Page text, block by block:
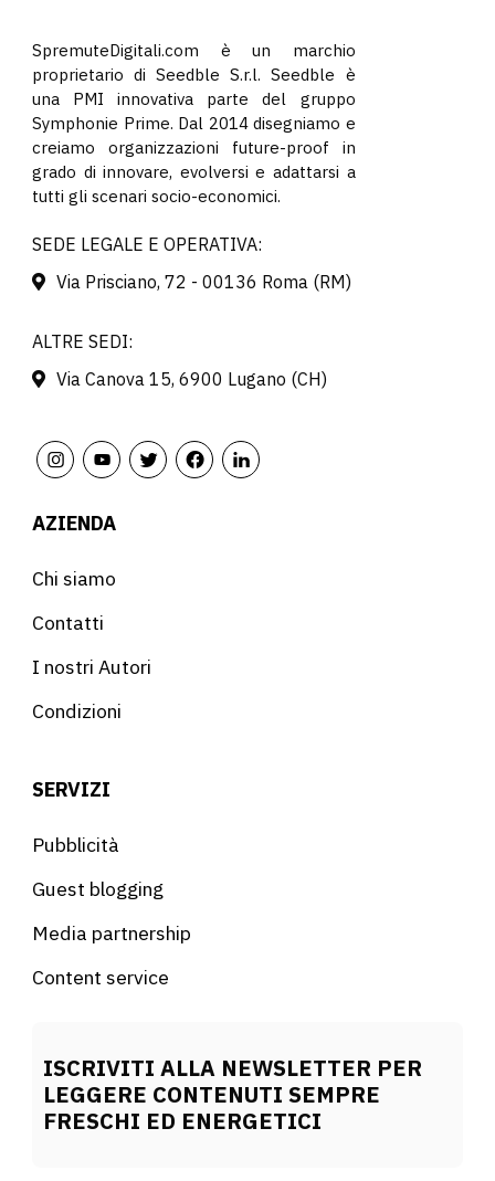
SpremuteDigitali.com è un marchio
proprietario di Seedble S.r.l. Seedble è
una PMI innovativa parte del gruppo
Symphonie Prime. Dal 2014 disegniamo e
creiamo organizzazioni future-proof in
grado di innovare, evolversi e adattarsi a
tutti gli scenari socio-economici.
SEDE LEGALE E OPERATIVA:
Via Prisciano, 72 - 00136 Roma (RM)
ALTRE SEDI:
Via Canova 15, 6900 Lugano (CH)
AZIENDA
Chi siamo
Contatti
I nostri Autori
Condizioni
SERVIZI
Pubblicità
Guest blogging
Media partnership
Content service
ISCRIVITI ALLA NEWSLETTER PER
LEGGERE CONTENUTI SEMPRE
FRESCHI ED ENERGETICI